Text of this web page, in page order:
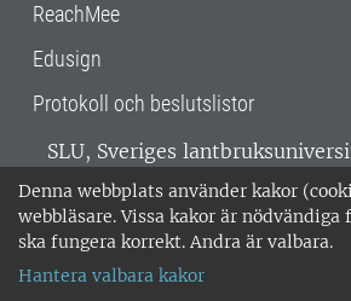
Denna webbplats använder kakor
webbläsare. Vissa kakor är
ska fungera korrekt. Andra är valbara.
Hantera valbara kakor
ReachMee
Edusign
Protokoll och beslutslistor
SLU, Sveriges
verksamhet över hela Sverige.
Alnarp, Uppsala och Umeå.
miljöcertifierat enligt ISO
018-67 10 00 • Org nr: 202100-